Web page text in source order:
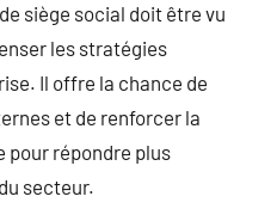
siège social doit être vu
les stratégies
Il offre la chance de
et de renforcer la
répondre plus
secteur.